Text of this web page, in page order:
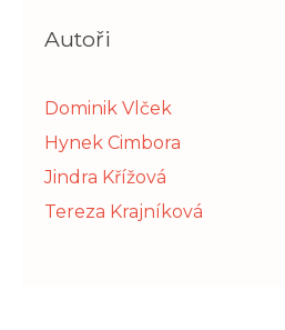
Autoři
Dominik Vlček
Hynek Cimbora
Jindra Křížová
Tereza Krajníková